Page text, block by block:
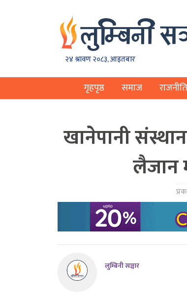
२४ श्रावण २०८३, आइतबार
गृहपृष्ठ समाज राजनीति
खानेपानी
लैजान
लुम्बिनी सञ्चार